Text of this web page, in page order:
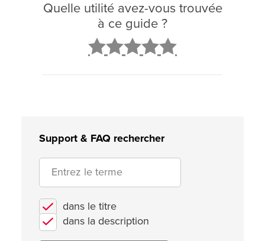
Quelle utilité avez-vous trouvée
à ce guide ?
Support & FAQ rechercher
dans le titre
dans la description